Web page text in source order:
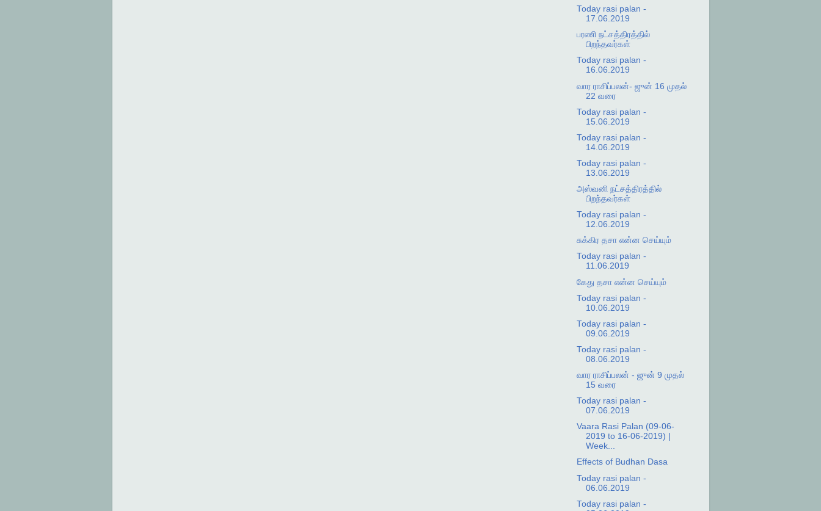
Today rasi palan -
17.06.2019
பரணி நட்சத்திரத்தில்
பிறந்தவர்கள்
Today rasi palan -
16.06.2019
வார ராசிப்பலன்- ஜுன் 16 முதல்
22 வரை
Today rasi palan -
15.06.2019
Today rasi palan -
14.06.2019
Today rasi palan -
13.06.2019
அஸ்வனி நட்சத்திரத்தில்
பிறந்தவர்கள்
Today rasi palan -
12.06.2019
சுக்கிர தசா என்ன செய்யும்
Today rasi palan -
11.06.2019
கேது தசா என்ன செய்யும்
Today rasi palan -
10.06.2019
Today rasi palan -
09.06.2019
Today rasi palan -
08.06.2019
வார ராசிப்பலன் - ஜுன் 9 முதல்
15 வரை
Today rasi palan -
07.06.2019
Vaara Rasi Palan (09-06-
2019 to 16-06-2019) |
Week...
Effects of Budhan Dasa
Today rasi palan -
06.06.2019
Today rasi palan -